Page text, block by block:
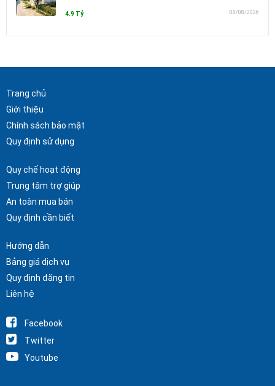
4.9 Tỷ 08/08/2026
Trang chủ
Giới thiệu
Chính sách bảo mật
Quy định sử dụng
Quy chế hoạt động
Trung tâm trợ giúp
An toàn mua bán
Quy định cần biết
Hướng dẫn
Bảng giá dịch vụ
Quy định đăng tin
Liên hệ
Facebook
Twitter
Youtube